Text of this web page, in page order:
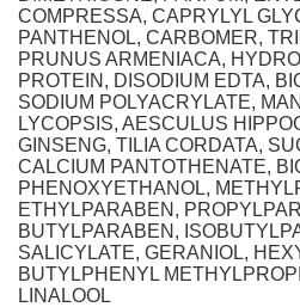
COMPRESSA, CAPRYLYL
PANTHENOL, CARBOMER,
PRUNUS ARMENIACA,
PROTEIN, DISODIUM EDTA,
SODIUM POLYACRYLATE,
LYCOPSIS, AESCULUS
GINSENG, TILIA CORDATA,
CALCIUM PANTOTHENATE,
PHENOXYETHANOL,
ETHYLPARABEN,
BUTYLPARABEN,
SALICYLATE, GERANIOL,
BUTYLPHENYL
LINALOOL